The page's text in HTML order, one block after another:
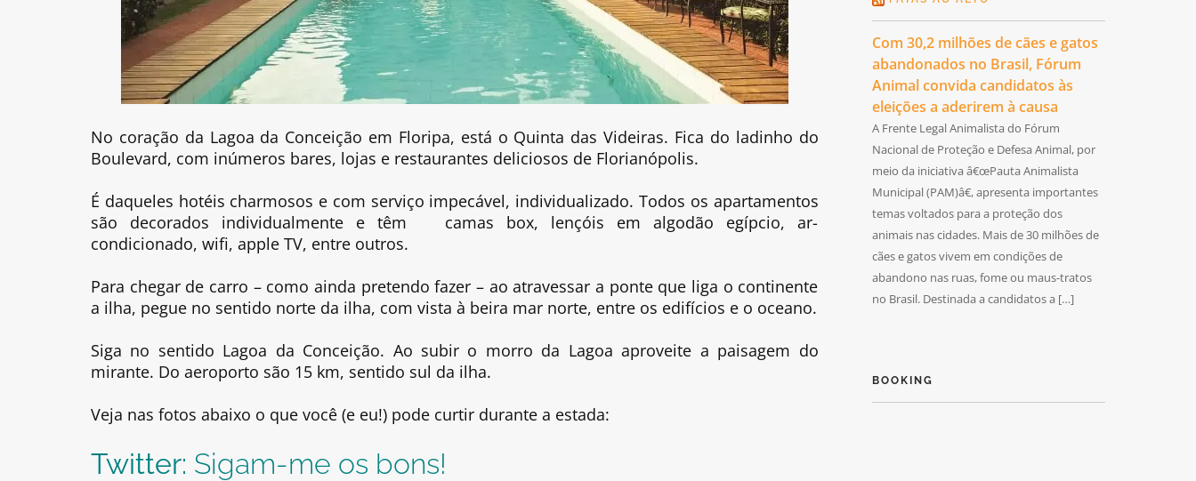
No coração da Lagoa da Conceição em Floripa, está o Quinta das Videiras. Fica do ladinho do
Boulevard, com inúmeros bares, lojas e restaurantes deliciosos de Florianópolis.
É daqueles hotéis charmosos e com serviço impecável, individualizado. Todos os apartamentos
são decorados individualmente e têm camas box, lençóis em algodão egípcio, ar-
condicionado, wifi, apple TV, entre outros.
Para chegar de carro – como ainda pretendo fazer – ao atravessar a ponte que liga o continente
a ilha, pegue no sentido norte da ilha, com vista à beira mar norte, entre os edifícios e o oceano.
Siga no sentido Lagoa da Conceição. Ao subir o morro da Lagoa aproveite a paisagem do
mirante. Do aeroporto são 15 km, sentido sul da ilha.
Veja nas fotos abaixo o que você (e eu!) pode curtir durante a estada:
Twitter: Sigam-me os bons!
Com 30,2 milhões de cães e gatos
abandonados no Brasil, Fórum
Animal convida candidatos às
eleições a aderirem à causa
A Frente Legal Animalista do Fórum
Nacional de Proteção e Defesa Animal, por
meio da iniciativa â€œPauta Animalista
Municipal (PAM)â€, apresenta importantes
temas voltados para a proteção dos
animais nas cidades. Mais de 30 milhões de
cães e gatos vivem em condições de
abandono nas ruas, fome ou maus-tratos
no Brasil. Destinada a candidatos a […]
BOOKING